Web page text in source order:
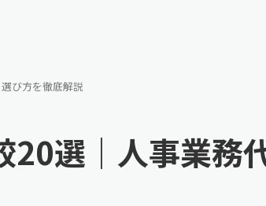
び方を徹底解説
20選｜人事業